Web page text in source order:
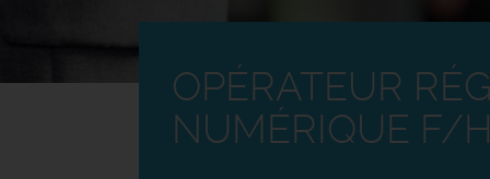
OPÉRATEUR
NUMÉRIQUE F/H